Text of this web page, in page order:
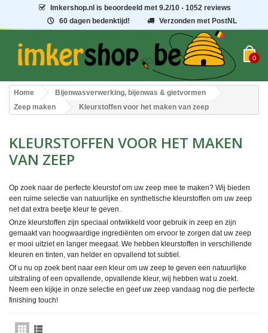
Imkershop.nl is beoordeeld met9.2/10 - 1052 reviews
60 dagen bedenktijd!
Verzonden met PostNL
0
Home
Bijenwasverwerking, bijenwas & gietvormen
Zeep maken
Kleurstoffen voor het maken van zeep
KLEURSTOFFEN VOOR HET MAKEN
VAN ZEEP
Op zoek naar de perfecte kleurstof om uw zeep mee te maken? Wij bieden
een ruime selectie van natuurlijke en synthetische kleurstoffen om uw zeep
net dat extra beetje kleur te geven.
Onze kleurstoffen zijn speciaal ontwikkeld voor gebruik in zeep en zijn
gemaakt van hoogwaardige ingrediënten om ervoor te zorgen dat uw zeep
er mooi uitziet en langer meegaat. We hebben kleurstoffen in verschillende
kleuren en tinten, van helder en opvallend tot subtiel.
Of u nu op zoek bent naar een kleur om uw zeep te geven een natuurlijke
uitstraling of een opvallende, opvallende kleur, wij hebben wat u zoekt.
Neem een kijkje in onze selectie en geef uw zeep vandaag nog die perfecte
finishing touch!